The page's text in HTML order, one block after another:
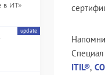
в ИТ»
update
ITIL®,